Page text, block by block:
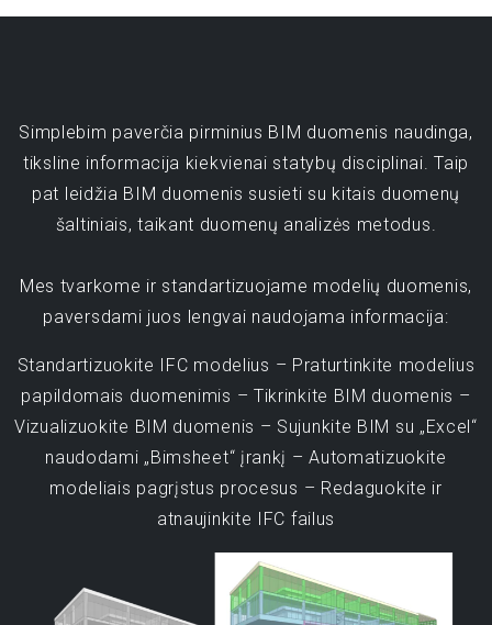
Simplebim paverčia pirminius BIM duomenis naudinga,
tiksline informacija kiekvienai statybų disciplinai. Taip
pat leidžia BIM duomenis susieti su kitais duomenų
šaltiniais, taikant duomenų analizės metodus.
Mes tvarkome ir standartizuojame modelių duomenis,
paversdami juos lengvai naudojama informacija:
Standartizuokite IFC modelius – Praturtinkite modelius
papildomais duomenimis – Tikrinkite BIM duomenis –
Vizualizuokite BIM duomenis – Sujunkite BIM su „Excel“
naudodami „Bimsheet“ įrankį – Automatizuokite
modeliais pagrįstus procesus – Redaguokite ir
atnaujinkite IFC failus